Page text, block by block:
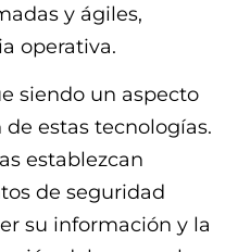
y ágiles,
operativa.
siendo un aspecto
estas tecnologías.
establezcan
de seguridad
su información y la